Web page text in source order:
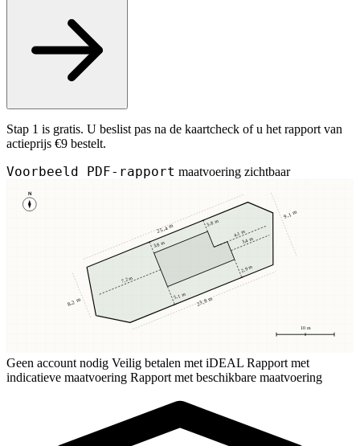
Stap 1 is gratis. U beslist pas na de kaartcheck of u het rapport van
actieprijs €9 bestelt.
Voorbeeld PDF-rapport maatvoering zichtbaar
N
10 m
3,8 m
3,8 m
5,1 m
2,9 m
7,2 m
3,4 m
4,1 m
25,4 m
23,8 m
8,2 m
9,1 m
Geen account nodig Veilig betalen met iDEAL Rapport met
indicatieve maatvoering Rapport met beschikbare maatvoering